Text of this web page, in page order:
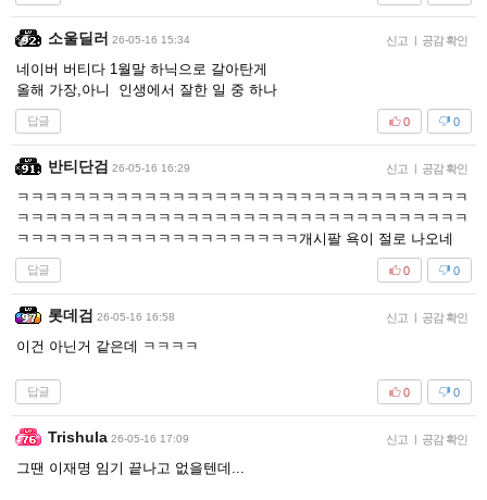
소울딜러 26-05-16 15:34 신고 | 공감 확인
네이버 버티다 1월말 하닉으로 갈아탄게
올해 가장,아니 인생에서 잘한 일 중 하나
답글 0
0
반티단검 26-05-16 16:29 신고 | 공감 확인
ㅋㅋㅋㅋㅋㅋㅋㅋㅋㅋㅋㅋㅋㅋㅋㅋㅋㅋㅋㅋㅋㅋㅋㅋㅋㅋㅋㅋㅋㅋㅋㅋ
ㅋㅋㅋㅋㅋㅋㅋㅋㅋㅋㅋㅋㅋㅋㅋㅋㅋㅋㅋㅋㅋㅋㅋㅋㅋㅋㅋㅋㅋㅋㅋㅋ
ㅋㅋㅋㅋㅋㅋㅋㅋㅋㅋㅋㅋㅋㅋㅋㅋㅋㅋㅋㅋ개시팔 욕이 절로 나오네
답글 0
0
롯데검 26-05-16 16:58 신고 | 공감 확인
이건 아닌거 같은데 ㅋㅋㅋㅋ
답글 0
0
Trishula 26-05-16 17:09 신고 | 공감 확인
그땐 이재명 임기 끝나고 없을텐데...